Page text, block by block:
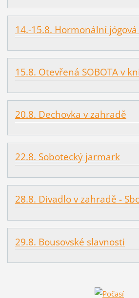
14.-15.8. Hormonální
15.8. Otevřená SOBOTA v
20.8. Dechovka v zahradě
22.8. Sobotecký jarmark
28.8. Divadlo v zahradě -
29.8. Bousovské slavnosti